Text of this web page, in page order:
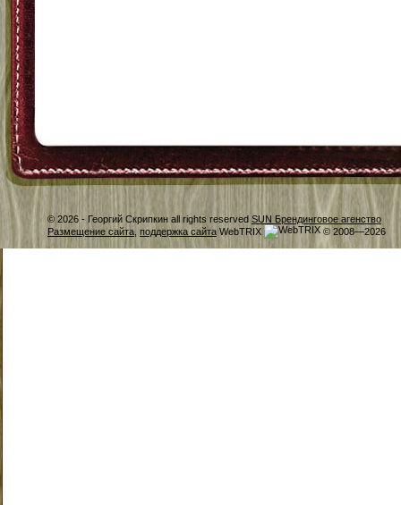
© 2026 - Георгий Скрипкин all rights reserved SUN Брендинговое агенство
Размещение сайта, поддержка сайта WebTRIX © 2008—2026